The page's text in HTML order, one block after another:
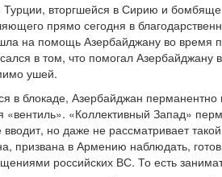
вторгшейся в Сирию и
прямо сегодня в
на помощь Азербайджану во время
в том, что помогал
ушей.
в блокаде, Азербайджан
«вентиль». «Коллективный Запад»
но даже не рассматривает
призвана в Армению наблюдать,
российских ВС. То есть